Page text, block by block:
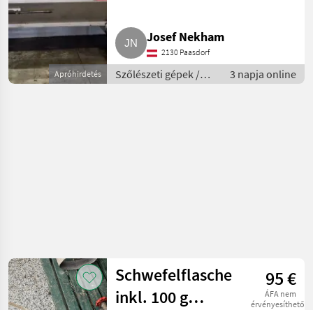
Apróhirdetés
Josef Nekham
2130 Paasdorf
Szőlészeti gépek /
Pincészeti gépek
3 napja online
Schwefelflasche
inkl. 100 g
95 €
ÁFA nem
érvényesíthető